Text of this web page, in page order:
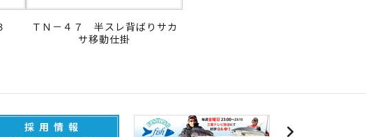
ＴＮ－４７ 半スレ背ばりサカ
サ移動仕掛